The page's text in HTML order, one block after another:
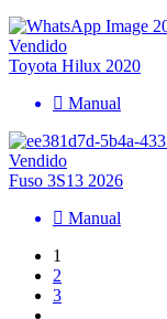
Vendido
Toyota Hilux 2020
Manual
Vendido
Fuso 3S13 2026
Manual
1
2
3